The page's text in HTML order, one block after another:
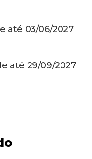
até 03/06/2027
até 29/09/2027